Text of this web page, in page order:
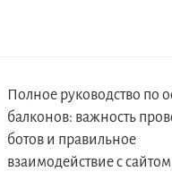
Полное руководство по
балконов: важность
ботов и правильное
взаимодействие с сайтом